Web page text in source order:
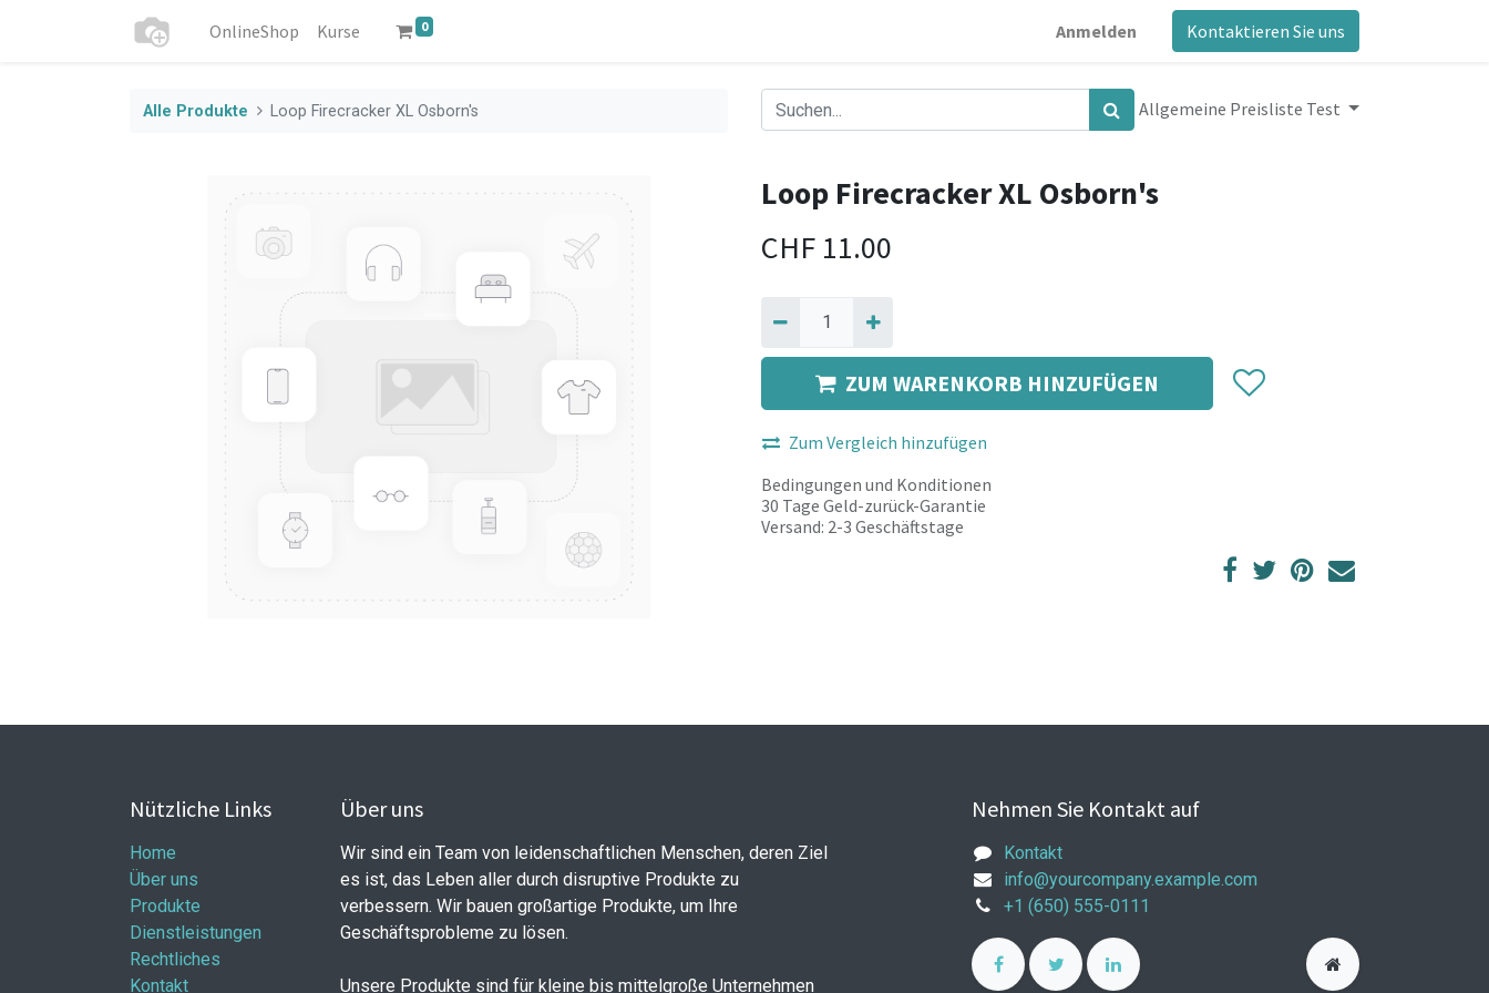
OnlineShop Kurse 0 Anmelden Kontaktieren Sie uns
Alle Produkte Loop Firecracker XL Osborn's Allgemeine Preisliste Test
Loop Firecracker XL Osborn's
CHF 11.00
ZUM WARENKORB HINZUFÜGEN
Zum Vergleich hinzufügen
Bedingungen und Konditionen
30 Tage Geld-zurück-Garantie
Versand: 2-3 Geschäftstage
Nützliche Links
Home
Über uns
Produkte
Dienstleistungen
Rechtliches
Kontakt
Über uns
Wir sind ein Team von leidenschaftlichen Menschen, deren Ziel
es ist, das Leben aller durch disruptive Produkte zu
verbessern. Wir bauen großartige Produkte, um Ihre
Geschäftsprobleme zu lösen.
Unsere Produkte sind für kleine bis mittelgroße Unternehmen
Nehmen Sie Kontakt auf
Kontakt
info@yourcompany.example.com
+1 (650) 555-0111